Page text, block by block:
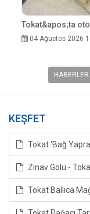
Tokat&apos;ta
04 Ağustos 2026
KEŞFET
Tokat 'Bağ
Zinav Gölü -
Tokat Ballıca